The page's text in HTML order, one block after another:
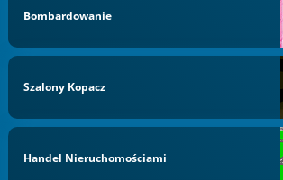
Bombardowanie
Szalony Kopacz
Handel Nieruchomościami